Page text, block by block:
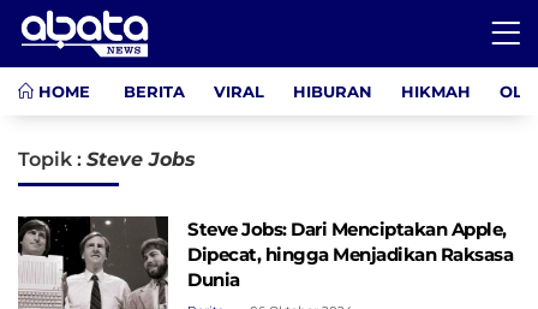
HOME BERITA VIRAL HIBURAN HIKMAH
Topik : Steve Jobs
Steve Jobs: Dari Menciptakan Apple,
Dipecat, hingga Menjadikan Raksasa
Dunia